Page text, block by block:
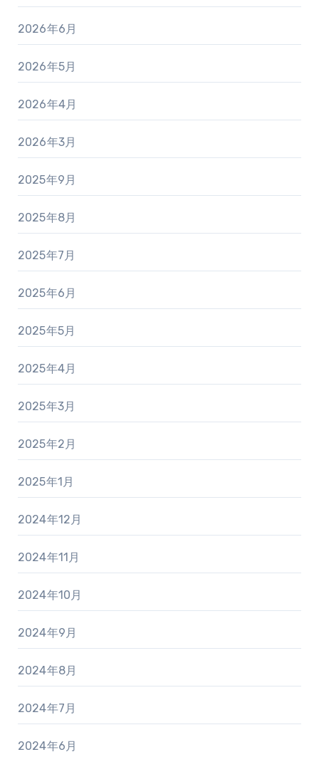
2026年6月
2026年5月
2026年4月
2026年3月
2025年9月
2025年8月
2025年7月
2025年6月
2025年5月
2025年4月
2025年3月
2025年2月
2025年1月
2024年12月
2024年11月
2024年10月
2024年9月
2024年8月
2024年7月
2024年6月